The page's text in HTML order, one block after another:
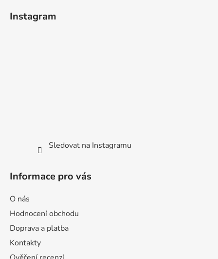
Instagram
Sledovat na Instagramu
Informace pro vás
O nás
Hodnocení obchodu
Doprava a platba
Kontakty